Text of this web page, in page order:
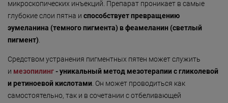
микроскопических инъекций. Препарат проникает в самые
глубокие слои пятна и способствует превращению
эумеланина (темного пигмента) в феамеланин (светлый
пигмент)
Средством устранения пигментных пятен может служить
и мезопилинг- уникальный метод мезотерапии с гликолевой
и ретиноевой кислотами . Он может проводиться как
самостоятельно, так и в сочетании с отбеливающей
«SPA-отпуск в Тибете»
«Кедровый рай»
«Сибирское здоровье»
«SPAсение»